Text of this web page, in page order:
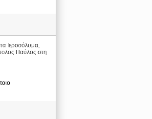
Ιεροσόλυμα,
Παύλος στη